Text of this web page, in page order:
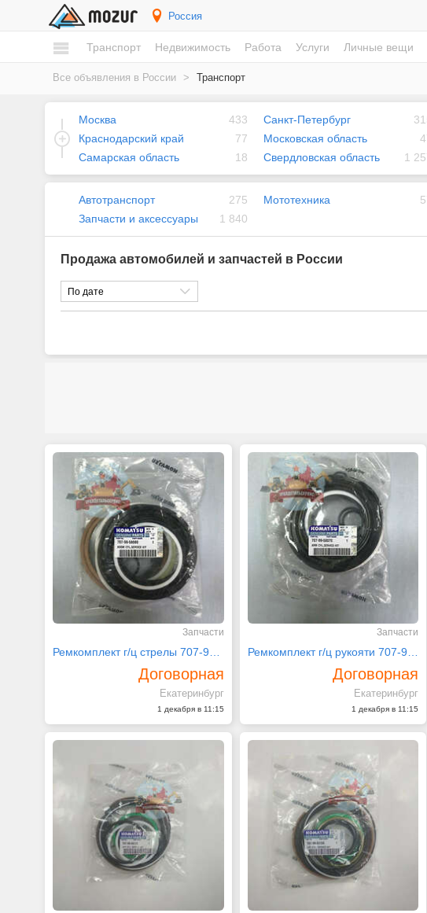
Россия
Транспорт Недвижимость Работа Услуги Личные вещи
Все объявления в России > Транспорт
Москва 433 Санкт-Петербург
Краснодарский край
77 Московская область
Самарская область
18 Свердловская область 1
Автотранспорт 275 Мототехника
Запчасти и аксессуары
1 840
Продажа автомобилей и запчастей в России
По дате
Запчасти
Договорная
Екатеринбург
1 декабря в 11:15
Запчасти
Договорная
Екатеринбург
1 декабря в 11:15